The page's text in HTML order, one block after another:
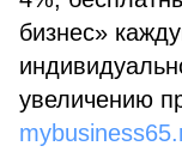
бизнес»
увеличению